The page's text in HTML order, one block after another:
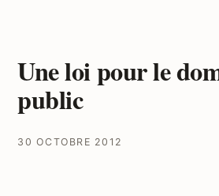
Une loi pour le
public
30 OCTOBRE 2012